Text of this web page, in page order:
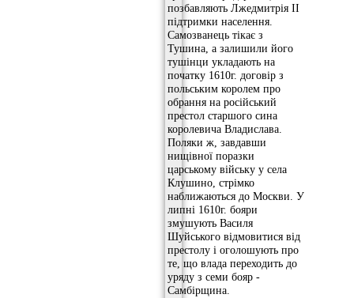
позбавляють Лжедмитрія II
підтримки населення.
Самозванець тікає з
Тушина, а залишили його
тушінци укладають на
початку 1610г. договір з
польським королем про
обрання на російський
престол старшого сина
королевича Владислава.
Поляки ж, завдавши
нищівної поразки
царському війську у села
Клушино, стрімко
наближаються до Москви. У
липні 1610г. бояри
змушують Василя
Шуйського відмовитися від
престолу і оголошують про
те, що влада переходить до
уряду з семи бояр -
Самбірщина.